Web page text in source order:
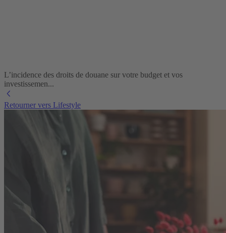
L’incidence des droits de douane sur votre budget et vos
investissemen...
Retourner vers Lifestyle